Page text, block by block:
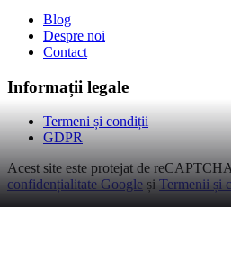
Blog
Despre noi
Contact
Informații legale
Termeni și condiții
GDPR
Acest site este protejat de
confidențialitate Google și Termenii și